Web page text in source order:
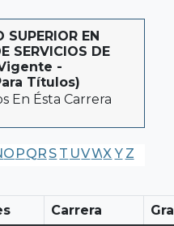
SUPERIOR EN
SERVICIOS DE
-
Títulos)
En Ésta Carrera
O PQR S T UVWX Y Z
Carrera